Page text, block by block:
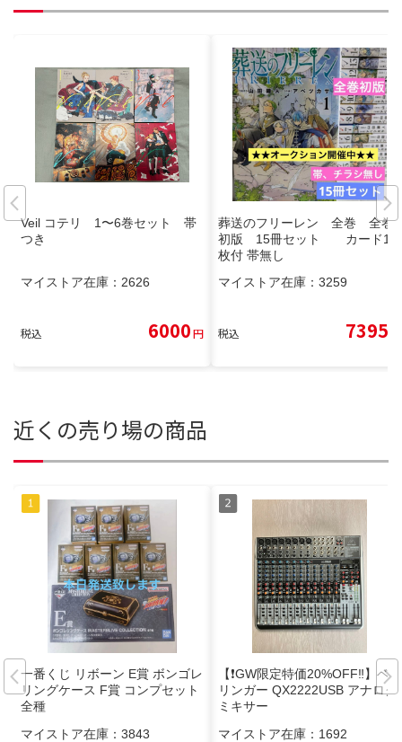
Veil コテリ 1〜6巻セット 帯
つき
マイストア在庫： 2626
税込 6000円
葬送のフリーレン 全巻 全巻
初版 15冊セット カード1
枚付 帯無し
マイストア在庫： 3259
税込 7395
近くの売り場の商品
一番くじ リボーン E賞 ボンゴレ
リングケース F賞 コンプセット
全種
マイストア在庫： 3843
【❗️GW限定特価20%OFF‼️】ベ
リンガー QX2222USB アナログ
ミキサー
マイストア在庫： 1692